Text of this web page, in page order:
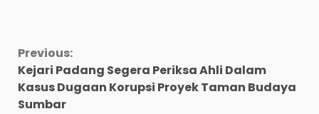
Continue
Reading
Previous:
Kejari Padang Segera Periksa Ahli Dalam
Kasus Dugaan Korupsi Proyek Taman Budaya
Sumbar